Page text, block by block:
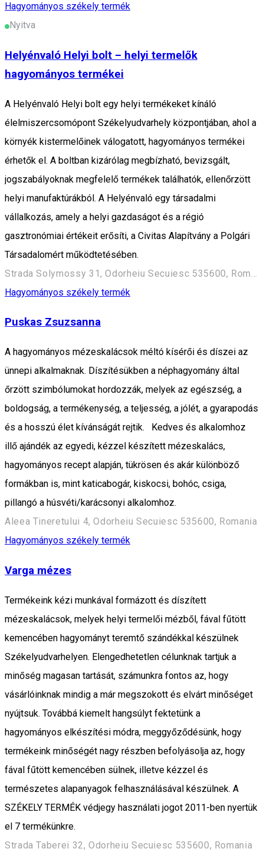
Hagyományos székely termék
Nyitva
Helyénvaló Helyi bolt – helyi termelők
hagyományos termékei
A Helyénvaló Helyi bolt egy helyi termékeket kínáló
élelmiszercsomópont Székelyudvarhely központjában, ahol a
környék kistermelőinek válogatott, hagyományos termékei
érhetők el. A boltban kizárólag megbízható, bevizsgált,
jogszabályoknak megfelelő termékek találhatók, ellenőrzött
helyi manufaktúrákból. A Helyénvaló egy társadalmi
vállalkozás, amely a helyi gazdaságot és a régió
gasztronómiai értékeit erősíti, a Civitas Alapítvány a Polgári
Társadalomért működtetésében.
Hagyományos székely termék
Puskas Zsuzsanna
A hagyományos mézeskalácsok méltó kísérői és díszei az
ünnepi alkalmaknak. Díszítésükben a néphagyomány által
őrzött szimbólumokat hordozzák, melyek az egészség, a
boldogság, a termékenység, a teljesség, a jólét, a gyarapodás
és a hosszú élet kívánságát rejtik. Kedves és alkalomhoz
illő ajándék az egyedi, kézzel készített mézeskalács,
hagyományos recept alapján, tükrösen és akár különböző
formákban is, mint katicabogár, kiskocsi, bohóc, csiga,
pillangó a húsvéti/karácsonyi alkalomhoz.
Aleea Tineretului 4, Odorheiu Secuiesc 535600, Romania
Hagyományos székely termék
Varga mézes
Termékeink kézi munkával formázott és díszített
mézeskalácsok, melyek helyi termelői mézből, fával fűtött
kemencében hagyományt teremtő szándékkal készülnek
Székelyudvarhelyen. Elengedhetetlen célunknak tartjuk a
minőség magasan tartását, számunkra fontos az, hogy
vásárlóinknak mindig a már megszokott és elvárt minőséget
nyújtsuk. Továbbá kiemelt hangsúlyt fektetünk a
hagyományos elkészítési módra, meggyőződésünk, hogy
termékeink minőségét nagy részben befolyásolja az, hogy
fával fűtött kemencében sülnek, illetve kézzel és
természetes alapanyagok felhasználásával készülnek. A
SZÉKELY TERMÉK védjegy használati jogot 2011-ben nyertük
el 7 termékünkre.
Strada Taberei 32, Odorheiu Secuiesc 535600, Romania